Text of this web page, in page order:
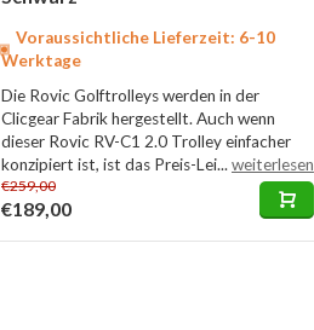
Voraussichtliche Lieferzeit: 6-10
Werktage
Die Rovic Golftrolleys werden in der
Clicgear Fabrik hergestellt. Auch wenn
dieser Rovic RV-C1 2.0 Trolley einfacher
konzipiert ist, ist das Preis-Lei... weiterlesen
€259,00
€189,00